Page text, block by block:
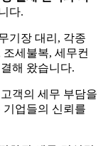
다.
기장 대리, 각종
조세불복, 세무컨
해 왔습니다.
객의 세무 부담을
업들의 신뢰를